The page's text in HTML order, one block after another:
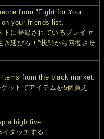
from "Fight for Your
your friends list.
トに登録されているプレイヤ
き延びろ！”状態から回復させ
items from the black market.
ットでアイテムを5個買え
a high five.
タッチする